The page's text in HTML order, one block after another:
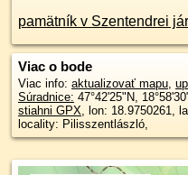
pamätník v Szentendrei
Viac o bode
Viac info: aktualizovať mapu,
Súradnice: 47°42'25"N,
stiahni GPX, lon: 18.9750261,
locality: Pilisszentlászló,